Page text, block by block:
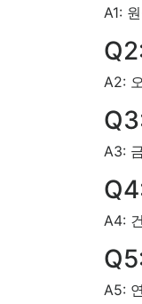
A1:
A2:
A3:
A4:
A5: